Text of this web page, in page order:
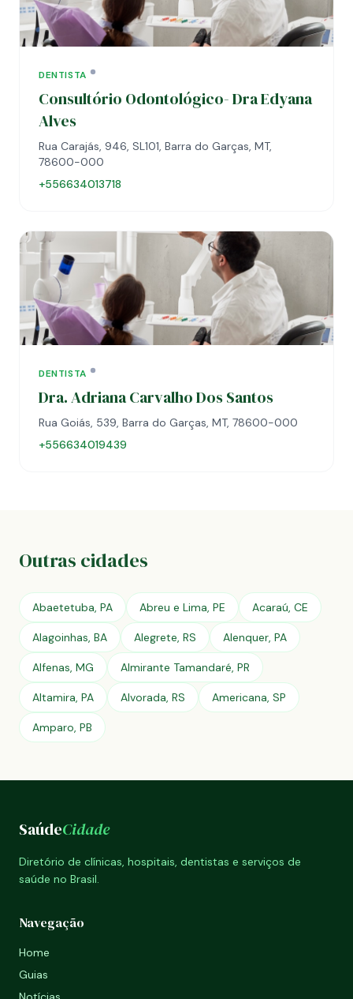
DENTISTA
Consultório Odontológico- Dra Edyana
Alves
Rua Carajás, 946, SL101, Barra do Garças, MT,
78600-000
+556634013718
DENTISTA
Dra. Adriana Carvalho Dos Santos
Rua Goiás, 539, Barra do Garças, MT, 78600-000
+556634019439
Outras cidades
Abaetetuba, PA Abreu e Lima, PE Acaraú, CE
Alagoinhas, BA Alegrete, RS Alenquer, PA
Alfenas, MG Almirante Tamandaré, PR
Altamira, PA Alvorada, RS Americana, SP
Amparo, PB
SaúdeCidade
Diretório de clínicas, hospitais, dentistas e serviços de
saúde no Brasil.
Navegação
Home
Guias